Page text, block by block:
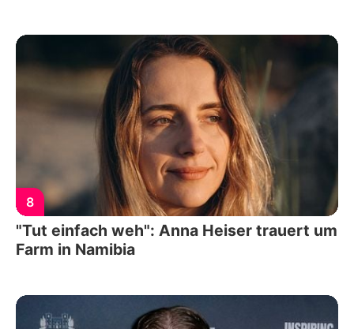
8
"Tut einfach weh": Anna Heiser trauert um
Farm in Namibia